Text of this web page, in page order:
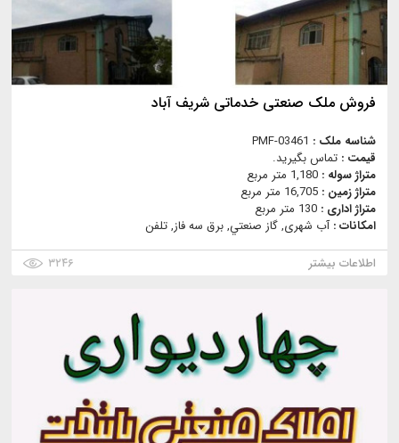
فروش ملک صنعتی خدماتی شریف آباد
شناسه ملک : PMF-03461
قیمت : تماس بگیرید.
متراژ سوله : 1,180 متر مربع
متراژ زمین : 16,705 متر مربع
متراژ اداری : 130 متر مربع
امکانات :آب شهری, گاز صنعتي, برق سه فاز, تلفن
اطلاعات بیشتر
۳۲۴۶